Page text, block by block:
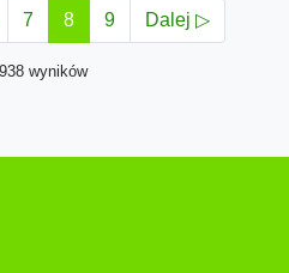
7 8 9 Dalej ▷
wyników